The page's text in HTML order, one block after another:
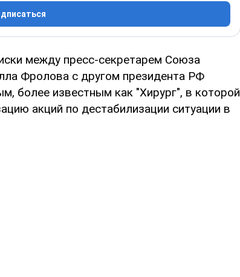
между пресс-секретарем Союза
Фролова с другом президента РФ
более известным как "Хирург", в которой
акций по дестабилизации ситуации в